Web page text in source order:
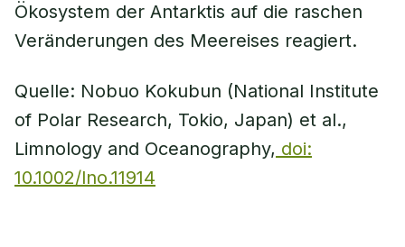
Ökosystem der Antarktis auf die raschen
Veränderungen des Meereises reagiert.
Quelle: Nobuo Kokubun (National Institute
of Polar Research, Tokio, Japan) et al.,
Limnology and Oceanography, doi:
10.1002/lno.11914